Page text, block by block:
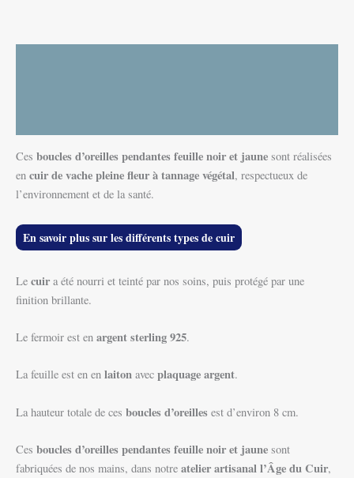
Ces boucles d’oreilles pendantes feuille noir et jaune sont réalisées
en cuir de vache pleine fleur à tannage végétal, respectueux de
l’environnement et de la santé.
En savoir plus sur les différents types de cuir
Le cuir a été nourri et teinté par nos soins, puis protégé par une
finition brillante.
Le fermoir est en argent sterling 925.
La feuille est en en laiton avec plaquage argent.
La hauteur totale de ces boucles d’oreilles est d’environ 8 cm.
Ces boucles d’oreilles pendantes feuille noir et jaune sont
fabriquées de nos mains, dans notre atelier artisanal l’Âge du Cuir,